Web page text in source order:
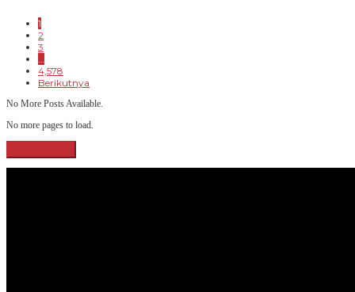
1
2
3
4,578
Berikutnya
No More Posts Available.
No more pages to load.